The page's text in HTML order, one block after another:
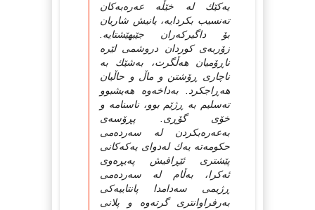
یه‌کێك له‌ خێڵه‌ عه‌ره‌به‌کان
ته‌نسیب بکردایه‌، یانیش شاریان
بۆ داگیرکه‌ران جێبهێشتایه‌.
زۆربه‌ی کوردان دروشمی لێره‌
ناڕۆمیان هه‌ڵگرت، به‌شێك به‌
ناچاری ڕۆشتن و ماڵ و حاڵیان
هه‌ڕاجکرد. به‌داخه‌وه‌ هه‌یشبوو
ته‌سلیم به‌ ڕژێم بوو، ناسنامه‌ و
خۆی گۆڕی. پڕۆسه‌ی
به‌عه‌ره‌بکردن له‌ سه‌رده‌می‌
حکومه‌ته‌ یه‌ك له‌دوای یه‌که‌کانی
پێشتری ئێڕاقیش په‌یڕه‌وی
ئه‌کرا، به‌ڵام له‌ سه‌رده‌می
ڕژیمی سه‌دامدا پانتاییه‌کی
به‌رفراوانتری گرته‌وه‌‌ و پلانی